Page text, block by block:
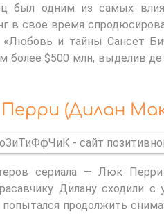
был одним из самых
в свое время
«Любовь и тайны Сансет
более $500 млн, выделив
(Дилан
сериала — Люк
Дилану сходили
продолжить